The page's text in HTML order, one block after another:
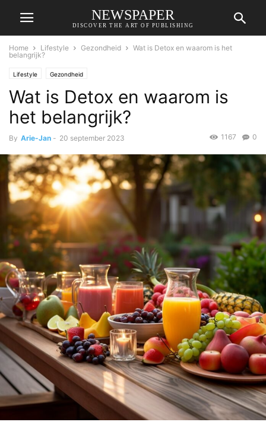
NEWSPAPER
DISCOVER THE ART OF PUBLISHING
Home Lifestyle Gezondheid
Wat is Detox en waarom is het
belangrijk?
Lifestyle Gezondheid
Wat is Detox en waarom is
het belangrijk?
By Arie-Jan - 20 september 2023 0
1167